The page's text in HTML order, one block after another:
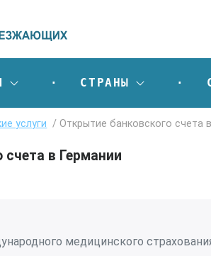
СТРАНЫ
услуги Открытие банковского счета
в Германии
медицинского